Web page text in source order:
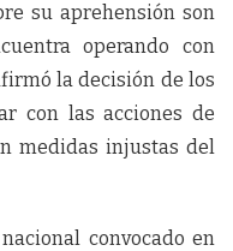
su aprehensión son
operando con
la decisión de los
con las acciones de
medidas injustas del
convocado en